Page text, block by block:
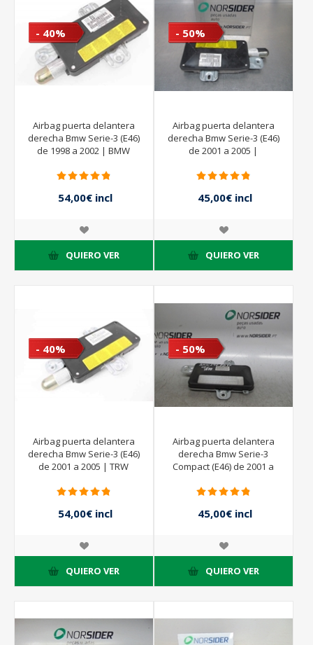
- 40%
Airbag puerta delantera
derecha Bmw Serie-3 (E46)
de 1998 a 2002 | BMW
00062618F
54,00€ incl
impuestos
QUIERO VER
- 50%
Airbag puerta delantera
derecha Bmw Serie-3 (E46)
de 2001 a 2005 |
45,00€ incl
impuestos
QUIERO VER
- 40%
Airbag puerta delantera
derecha Bmw Serie-3 (E46)
de 2001 a 2005 | TRW
34703723004Z
54,00€ incl
impuestos
QUIERO VER
- 50%
Airbag puerta delantera
derecha Bmw Serie-3
Compact (E46) de 2001 a
45,00€ incl
impuestos
QUIERO VER